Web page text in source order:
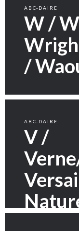
ABC-DAIRE
W /
/
ABC-DAIRE
V /